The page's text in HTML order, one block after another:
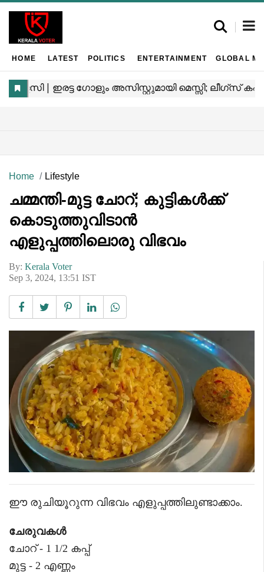
HOME LATEST POLITICS ENTERTAINMENT GLOBAL
Home Lifestyle
ചമ്മന്തി-മുട്ട ചോറ്; കുട്ടികൾക്ക്
കൊടുത്തുവിടാൻ
എളുപ്പത്തിലൊരു വിഭവം
By: Kerala Voter
Sep 3, 2024, 13:51 IST
ഈ രുചിയൂറുന്ന വിഭവം എളുപ്പത്തിലുണ്ടാക്കാം.
ചേരുവകൾ
ചോറ് - 1 1/2 കപ്പ്
മുട്ട - 2 എണ്ണം